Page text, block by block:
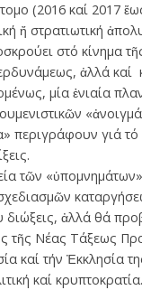
(2016 καί 2017
ἤ στρατιωτική
στό κίνημα
ἀλλά καί
μία ἑνιαία
περιγράφουν γιά
τῶν
διώξεις, ἀλλά θά
τῆς Νέας Τάξεως
καί τήν Ἐκκλησία
καί κρυπτοκρατία.